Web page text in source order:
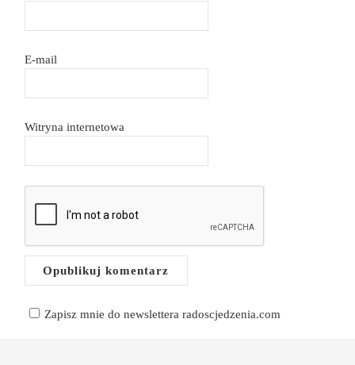
E-mail
Witryna internetowa
Zapisz mnie do newslettera radoscjedzenia.com